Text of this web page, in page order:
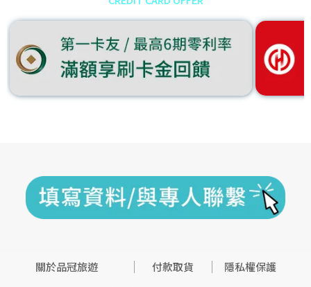
關於品冠旅遊 付款取貨
隱私權保護